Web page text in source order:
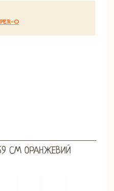
O
СМ ОРАНЖЕВИЙ